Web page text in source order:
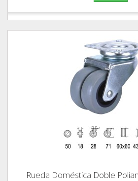
Rueda Doméstica Doble